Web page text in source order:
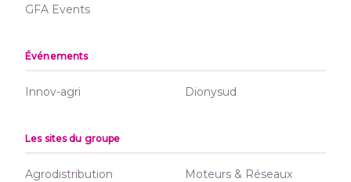
GFA Events
Événements
Innov-agri Dionysud
Les sites du groupe
Agrodistribution
Moteurs & Réseaux